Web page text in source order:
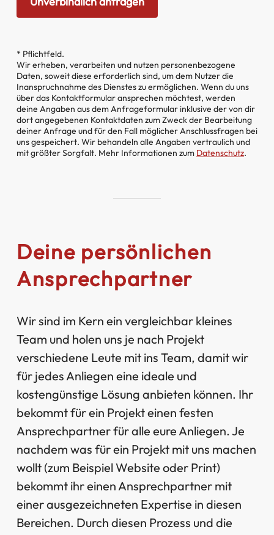
* Pflichtfeld.
Wir erheben, verarbeiten und nutzen personenbezogene
Daten, soweit diese erforderlich sind, um dem Nutzer die
Inanspruchnahme des Dienstes zu ermöglichen. Wenn du uns
über das Kontaktformular ansprechen möchtest, werden
deine Angaben aus dem Anfrageformular inklusive der von dir
dort angegebenen Kontaktdaten zum Zweck der Bearbeitung
deiner Anfrage und für den Fall möglicher Anschlussfragen bei
uns gespeichert. Wir behandeln alle Angaben vertraulich und
mit größter Sorgfalt. Mehr Informationen zum Datenschutz.
Deine persönlichen
Ansprechpartner
Wir sind im Kern ein vergleichbar kleines
Team und holen uns je nach Projekt
verschiedene Leute mit ins Team, damit wir
für jedes Anliegen eine ideale und
kostengünstige Lösung anbieten können. Ihr
bekommt für ein Projekt einen festen
Ansprechpartner für alle eure Anliegen. Je
nachdem was für ein Projekt mit uns machen
wollt (zum Beispiel Website oder Print)
bekommt ihr einen Ansprechpartner mit
einer ausgezeichneten Expertise in diesen
Bereichen. Durch diesen Prozess und die